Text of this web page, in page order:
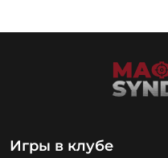
Игры в клубе